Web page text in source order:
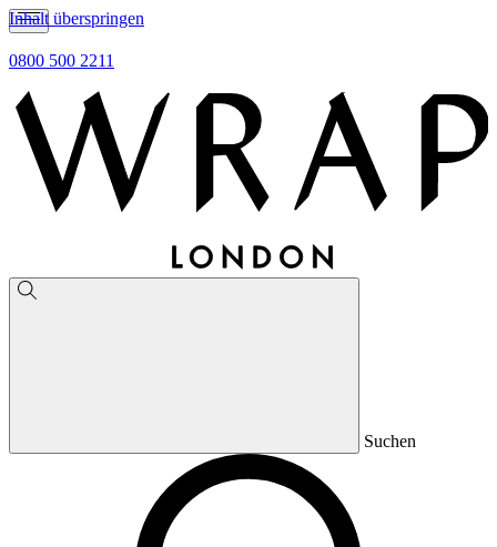
Inhalt überspringen
0800 500 2211
Suchen